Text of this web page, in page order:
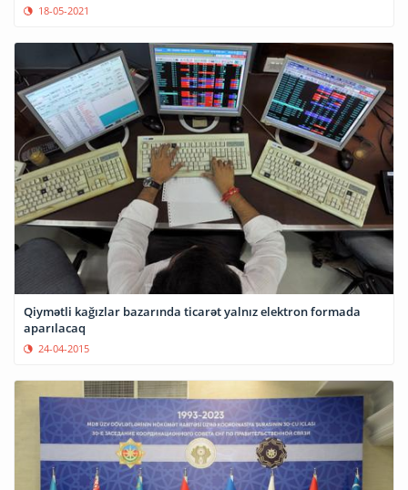
18-05-2021
Qiymətli kağızlar bazarında ticarət yalnız elektron formada
aparılacaq
24-04-2015